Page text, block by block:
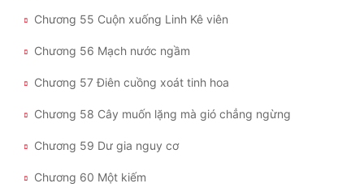
Chương 55 Cuộn xuống Linh Kê viên
Chương 56 Mạch nước ngầm
Chương 57 Điên cuồng xoát tinh hoa
Chương 58 Cây muốn lặng mà gió chẳng ngừng
Chương 59 Dư gia nguy cơ
Chương 60 Một kiếm